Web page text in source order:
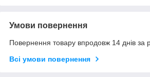
Умови повернення
Повернення товару впродовж 14 днів за
Всі умови повернення